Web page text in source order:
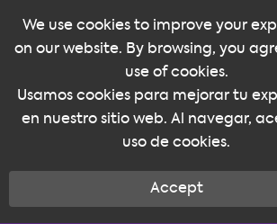
We use cookies to improve your
on our website. By browsing, you
use of cookies.
Usamos cookies para mejorar tu
en nuestro sitio web. Al navegar,
uso de cookies.
Accept